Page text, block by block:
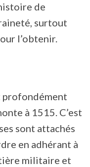
de
surtout
l’obtenir.
profondément
à 1515. C’est
sont attachés
en adhérant à
militaire et